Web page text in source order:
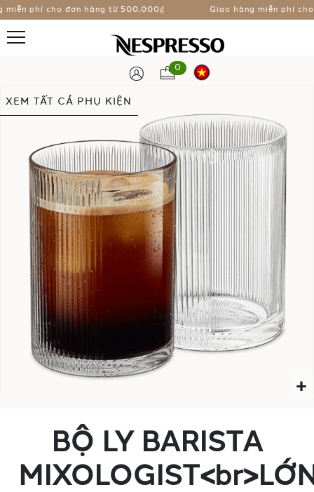
phí cho đơn hàng từ 500,000₫ Giao hàng miễn phí cho
0
đến
BỘ LY BARISTA
XEM TẤT CẢ PHỤ KIỆN